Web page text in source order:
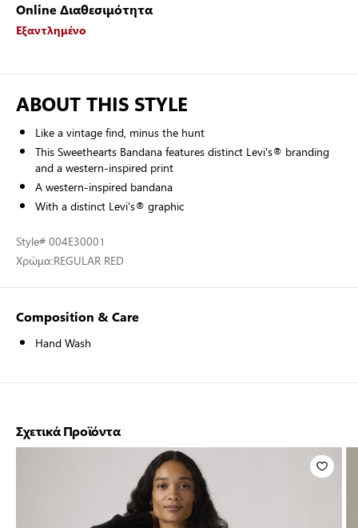
Online Διαθεσιμότητα
Εξαντλημένο
ABOUT THIS STYLE
Like a vintage find, minus the hunt
This Sweethearts Bandana features distinct Levi's® branding
and a western-inspired print
A western-inspired bandana
With a distinct Levi's® graphic
Style# 004E30001
Χρώμα:REGULAR RED
Composition & Care
Hand Wash
Σχετικά Προϊόντα